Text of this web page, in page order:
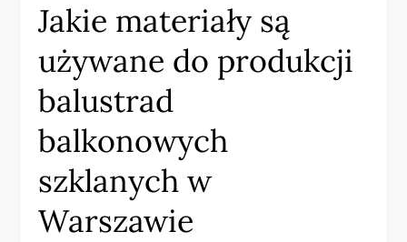
Jakie materiały są
używane do produkcji
balustrad
balkonowych
szklanych w
Warszawie